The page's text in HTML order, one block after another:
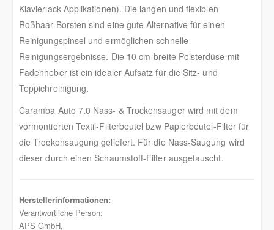
Klavierlack-Applikationen). Die langen und flexiblen
Roßhaar-Borsten sind eine gute Alternative für einen
Reinigungspinsel und ermöglichen schnelle
Reinigungsergebnisse. Die 10 cm-breite Polsterdüse mit
Fadenheber ist ein idealer Aufsatz für die Sitz- und
Teppichreinigung.
Caramba Auto 7.0 Nass- & Trockensauger wird mit dem
vormontierten Textil-Filterbeutel bzw Papierbeutel-Filter für
die Trockensaugung geliefert. Für die Nass-Saugung wird
dieser durch einen Schaumstoff-Filter ausgetauscht.
Herstellerinformationen:
Verantwortliche Person:
APS GmbH,